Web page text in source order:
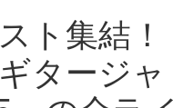
ト集結！
タージャ